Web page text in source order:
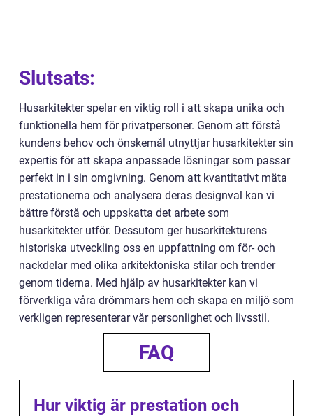
Slutsats:
Husarkitekter spelar en viktig roll i att skapa unika och
funktionella hem för privatpersoner. Genom att förstå
kundens behov och önskemål utnyttjar husarkitekter sin
expertis för att skapa anpassade lösningar som passar
perfekt in i sin omgivning. Genom att kvantitativt mäta
prestationerna och analysera deras designval kan vi
bättre förstå och uppskatta det arbete som
husarkitekter utför. Dessutom ger husarkitekturens
historiska utveckling oss en uppfattning om för- och
nackdelar med olika arkitektoniska stilar och trender
genom tiderna. Med hjälp av husarkitekter kan vi
förverkliga våra drömmars hem och skapa en miljö som
verkligen representerar vår personlighet och livsstil.
FAQ
Hur viktig är prestation och